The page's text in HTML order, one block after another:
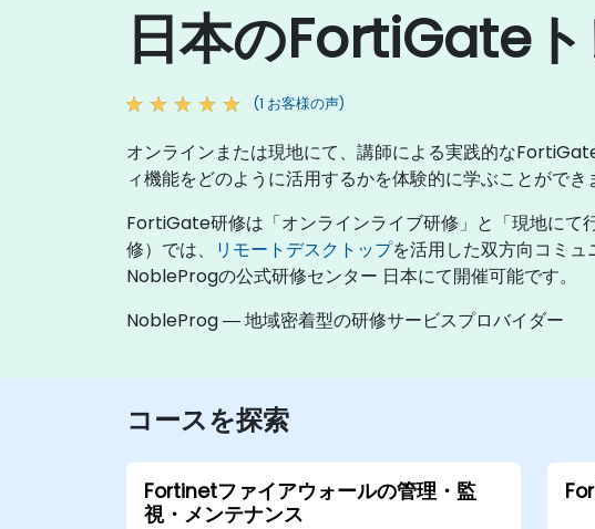
日本のFortiGate
(1 お客様の声)
オンラインまたは現地にて、講師による実践的な
ィ機能をどのように活用するかを体験的に学ぶことができ
FortiGate研修は「オンラインライブ研修」と「現地にて
修）では、
リモートデスクトップを活用した双方向コミ
NobleProgの公式研修センター 日本にて開催可能です。
NobleProg ― 地域密着型の研修サービスプロバイダー
コースを探索
Fortinetファイアウォールの管理・監
視・メンテナンス